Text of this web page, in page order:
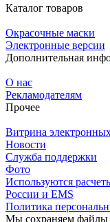
Каталог товаров
Окрасочные маски
Электронные версии
Дополнительная
О нас
Рекламодателям
Прочее
Витрина
Новости
Служба поддержки
Фото
Используются
России и EMS
Политика
Мы сохраняем файлы